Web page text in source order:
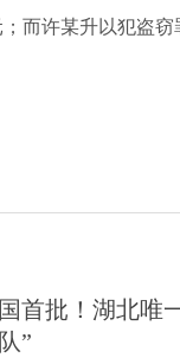
而许某升以犯盗
首批！湖北唯
”